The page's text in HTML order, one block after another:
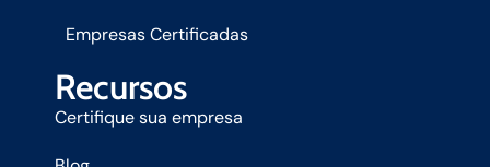
Empresas Certificadas
Recursos
Certifique sua empresa